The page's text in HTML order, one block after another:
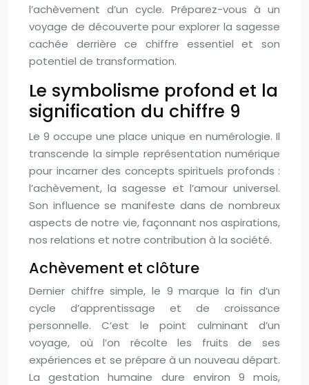
l’achèvement d’un cycle. Préparez-vous à un
voyage de découverte pour explorer la sagesse
cachée derrière ce chiffre essentiel et son
potentiel de transformation.
Le symbolisme profond et la
signification du chiffre 9
Le 9 occupe une place unique en numérologie. Il
transcende la simple représentation numérique
pour incarner des concepts spirituels profonds :
l’achèvement, la sagesse et l’amour universel.
Son influence se manifeste dans de nombreux
aspects de notre vie, façonnant nos aspirations,
nos relations et notre contribution à la société.
Achèvement et clôture
Dernier chiffre simple, le 9 marque la fin d’un
cycle d’apprentissage et de croissance
personnelle. C’est le point culminant d’un
voyage, où l’on récolte les fruits de ses
expériences et se prépare à un nouveau départ.
La gestation humaine dure environ 9 mois,